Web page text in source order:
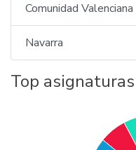
Comunidad Valenciana
Navarra
Top asignaturas